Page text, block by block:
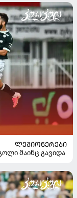
ᲚᲔᲒᲘᲝᲜᲔᲠᲔᲑᲘ
მაინც გავიდა